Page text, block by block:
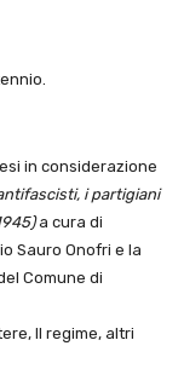
in considerazione
i partigiani
a cura di
Sauro Onofri e la
Comune di
Il regime, altri